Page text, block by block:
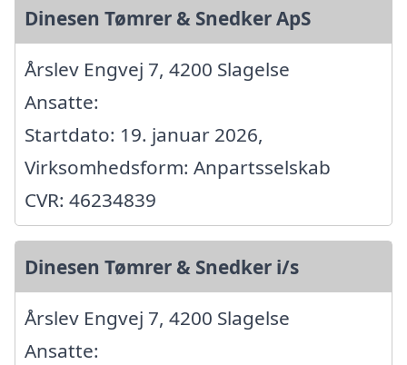
Dinesen Tømrer & Snedker ApS
Årslev Engvej 7, 4200 Slagelse
Ansatte:
Startdato: 19. januar 2026,
Virksomhedsform: Anpartsselskab
CVR: 46234839
Dinesen Tømrer & Snedker i/s
Årslev Engvej 7, 4200 Slagelse
Ansatte: